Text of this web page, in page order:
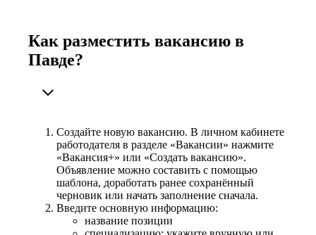
Как разместить вакансию в
Павде?
Создайте новую вакансию. В личном кабинете
работодателя в разделе «Вакансии» нажмите
«Вакансия+» или «Создать вакансию».
Объявление можно составить с помощью
шаблона, доработать ранее сохранённый
черновик или начать заполнение сначала.
Введите основную информацию:
название позиции